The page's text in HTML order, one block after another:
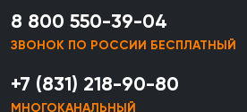
8 800 550-39-04
ЗВОНОК ПО РОССИИ БЕСПЛАТНЫЙ
+7 (831) 218-90-80
МНОГОКАНАЛЬНЫЙ